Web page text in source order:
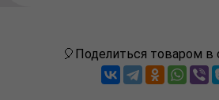
🎈Поделиться товаром в